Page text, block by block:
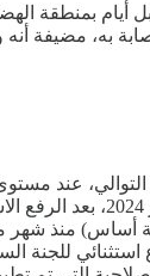
بمنطقة
به، مضيفة
للإقراض. وكان البنك المركزي المصري قد قرر تثبيت أسعار